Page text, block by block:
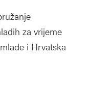
za vrijeme
i Hrvatska